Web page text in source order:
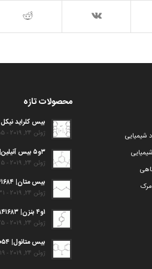
شیمیایی
مرک
محصولات تازه
بیس کلراید نیکل ۲| ۸۱۸۱۵۸
ژوئن 24, 2019 - 12:55 ب.ظ
۳و۵ بیس آنیلین| ۸۴۱۱۴۴
ژوئن 24, 2019 - 12:45 ب.ظ
بیس متان| ۸۴۱۶۸۴
ژوئن 24, 2019 - 12:31 ب.ظ
۱و۴ بنزن| ۸۴۱۶۸۳
ژوئن 24, 2019 - 12:25 ب.ظ
بیس متانول| ۸۴۰۰۵۴
ژوئن 24, 2019 - 12:19 ب.ظ